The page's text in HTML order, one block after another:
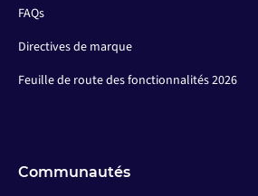
FAQs
Directives de marque
Feuille de route des fonctionnalités 2026
Communautés